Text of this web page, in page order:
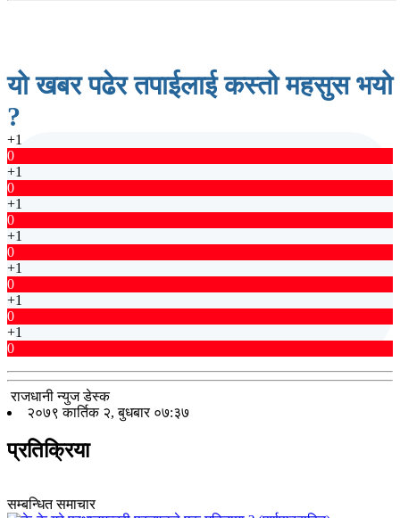
यो खबर पढेर तपाईलाई कस्तो महसुस भयो
?
+1
0
+1
0
+1
0
+1
0
+1
0
+1
0
+1
0
राजधानी न्युज डेस्क
२०७९ कार्तिक २, बुधबार ०७:३७
प्रतिक्रिया
सम्बन्धित समाचार